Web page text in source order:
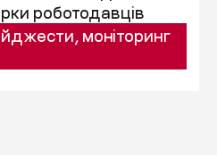
роботодавців
, моніторинг